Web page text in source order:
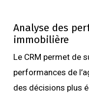
Analyse des
immobilière
Le CRM permet de
performances de
des décisions plus